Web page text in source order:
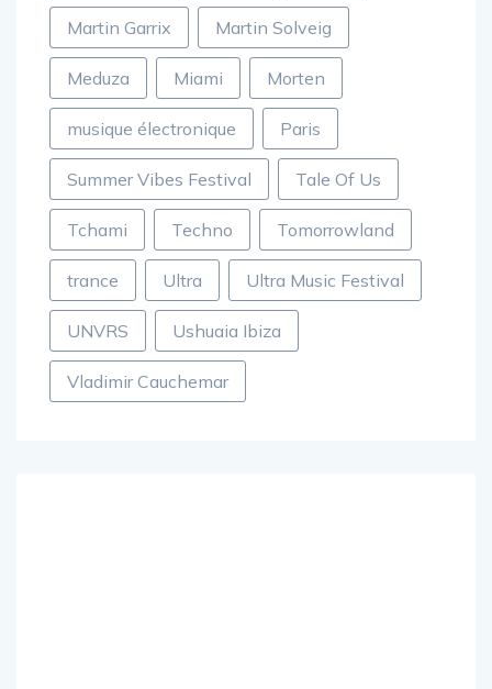
Martin Garrix Martin Solveig
Meduza Miami Morten
musique électronique Paris
Summer Vibes Festival Tale Of Us
Tchami Techno Tomorrowland
trance Ultra Ultra Music Festival
UNVRS Ushuaia Ibiza
Vladimir Cauchemar